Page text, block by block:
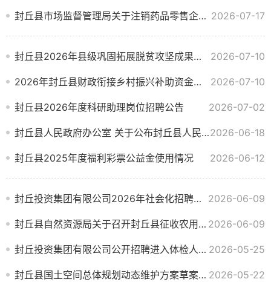
封丘县市场监督管理局关于注销药品零售企业《药品经营许可证》的公告 2026-07-17
封丘县2026年县级巩固拓展脱贫攻坚成果和乡村振兴项目库（调整）公示 2026-07-10
2026年封丘县财政衔接乡村振兴补助资金项目计划调整情况公示 2026-07-10
封丘县2026年度科研助理岗位招聘公告 2026-07-02
封丘县人民政府办公室 关于公布封丘县人民政府2026年度 重大行政决策事项目录的通知2026-06-18
封丘县2025年度福利彩票公益金使用情况 2026-06-12
封丘投资集团有限公司2026年社会化招聘拟录用人员公示 2026-06-09
封丘县自然资源局关于召开封丘县征收农用地区片综合地价调整成果听证会的公告 2026-06-09
封丘投资集团有限公司公开招聘进入体检人员公示 2026-05-25
封丘县国土空间总体规划动态维护方案草案公示 2026-05-22